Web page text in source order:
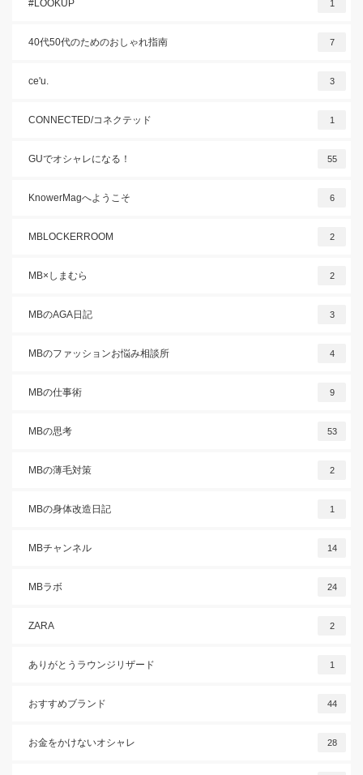
#LOOKUP 1
40代50代のためのおしゃれ指南 7
ce'u. 3
CONNECTED/コネクテッド 1
GUでオシャレになる！ 55
KnowerMagへようこそ 6
MBLOCKERROOM 2
MB×しまむら 2
MBのAGA日記 3
MBのファッションお悩み相談所 4
MBの仕事術 9
MBの思考 53
MBの薄毛対策 2
MBの身体改造日記 1
MBチャンネル 14
MBラボ 24
ZARA 2
ありがとうラウンジリザード 1
おすすめブランド 44
お金をかけないオシャレ 28